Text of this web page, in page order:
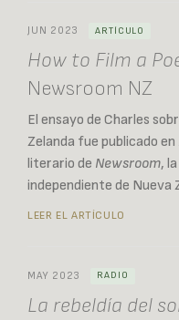
JUN 2023 ARTÍCULO
How to Film a
Newsroom NZ
El ensayo de Charles
Zelanda fue publicado en
literario de Newsroom,
independiente de Nueva
LEER EL ARTÍCULO
MAY 2023 RADIO
La rebeldía del